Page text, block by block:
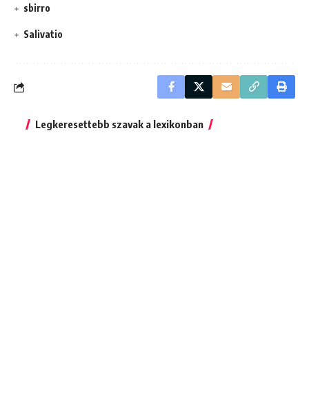
sbirro
Salivatio
Legkeresettebb szavak a lexikonban